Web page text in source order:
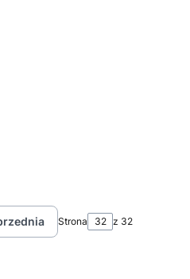
strony z produktami
Strona z 32